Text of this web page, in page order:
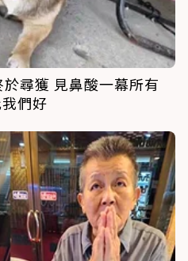
尋獲 見鼻酸一幕所有
們好